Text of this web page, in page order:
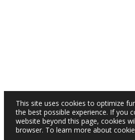
This site uses cookies to optimize
the best possible experience. If you
website beyond this page, cookies
browser. To learn more about